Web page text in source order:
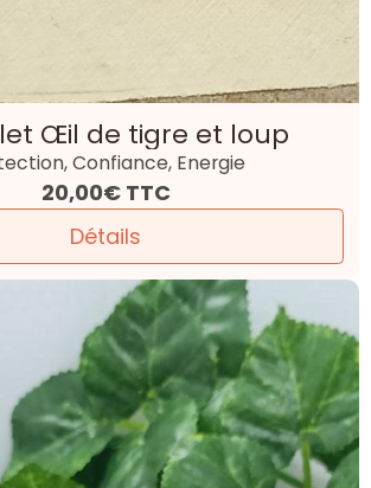
Œil de tigre et loup
Confiance, Energie
20,00€ TTC
Détails